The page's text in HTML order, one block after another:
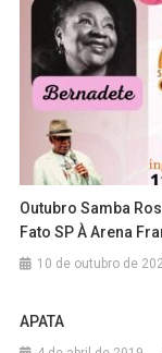
Outubro Samba
Fato SP À Arena
10 de outubro de
APATA